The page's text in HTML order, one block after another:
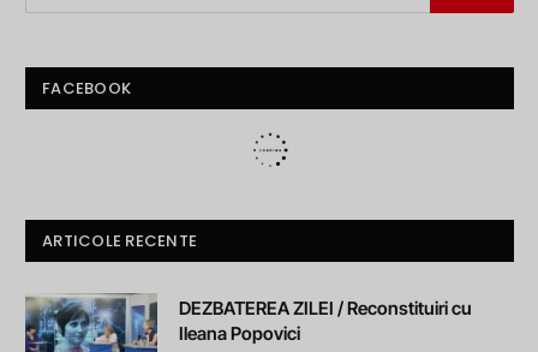
FACEBOOK
ARTICOLE RECENTE
DEZBATEREA ZILEI / Reconstituiri cu
Ileana Popovici